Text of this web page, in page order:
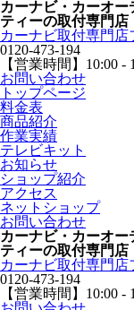
カーナビ・カーオ
ティーの取付専門店
カーナビ取付専⾨店
0120-473-194
【営業時間】 10:00 -
お問い合わせ
トップページ
料金表
商品紹介
作業実績
テレビキット
お知らせ
ショップ紹介
アクセス
ネットショップ
お問い合わせ
カーナビ・カーオ
ティーの取付専門店
カーナビ取付専⾨店
0120-473-194
【営業時間】 10:00 -